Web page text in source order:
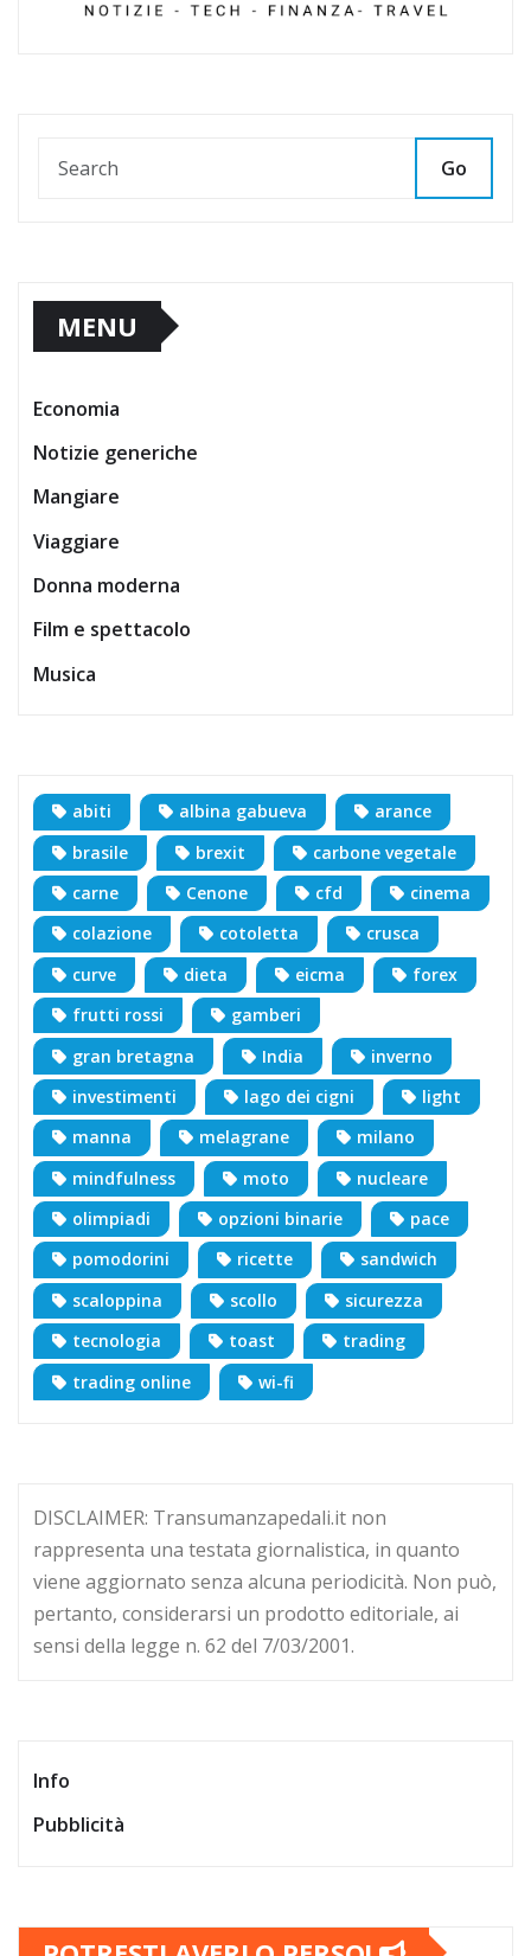
Go
MENU
Economia
Notizie generiche
Mangiare
Viaggiare
Donna moderna
Film e spettacolo
Musica
abiti albina gabueva
arance
brasile
brexit
carbone vegetale
carne
Cenone cfd
cinema
colazione
cotoletta
crusca
curve
dieta eicma
forex
frutti rossi
gamberi
gran bretagna
India
inverno
investimenti
lago dei cigni
light
manna
melagrane
milano
mindfulness
moto
nucleare
olimpiadi
opzioni binarie
pace
pomodorini
ricette
sandwich
scaloppina
scollo
sicurezza
tecnologia
toast
trading
trading online
wi-fi
DISCLAIMER: Transumanzapedali.it non
rappresenta una testata giornalistica, in quanto
viene aggiornato senza alcuna periodicità. Non può,
pertanto, considerarsi un prodotto editoriale, ai
sensi della legge n. 62 del 7/03/2001.
Info
Pubblicità